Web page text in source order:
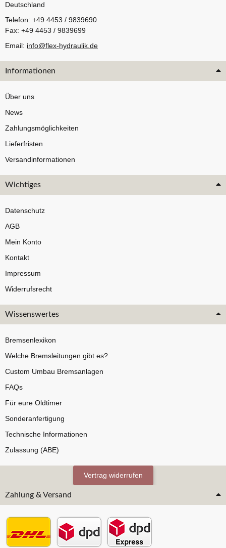
Deutschland
Telefon: +49 4453 / 9839690
Fax: +49 4453 / 9839699
Email: info@flex-hydraulik.de
Informationen
Über uns
News
Zahlungsmöglichkeiten
Lieferfristen
Versandinformationen
Wichtiges
Datenschutz
AGB
Mein Konto
Kontakt
Impressum
Widerrufsrecht
Wissenswertes
Bremsenlexikon
Welche Bremsleitungen gibt es?
Custom Umbau Bremsanlagen
FAQs
Für eure Oldtimer
Sonderanfertigung
Technische Informationen
Zulassung (ABE)
Vertrag widerrufen
Zahlung & Versand